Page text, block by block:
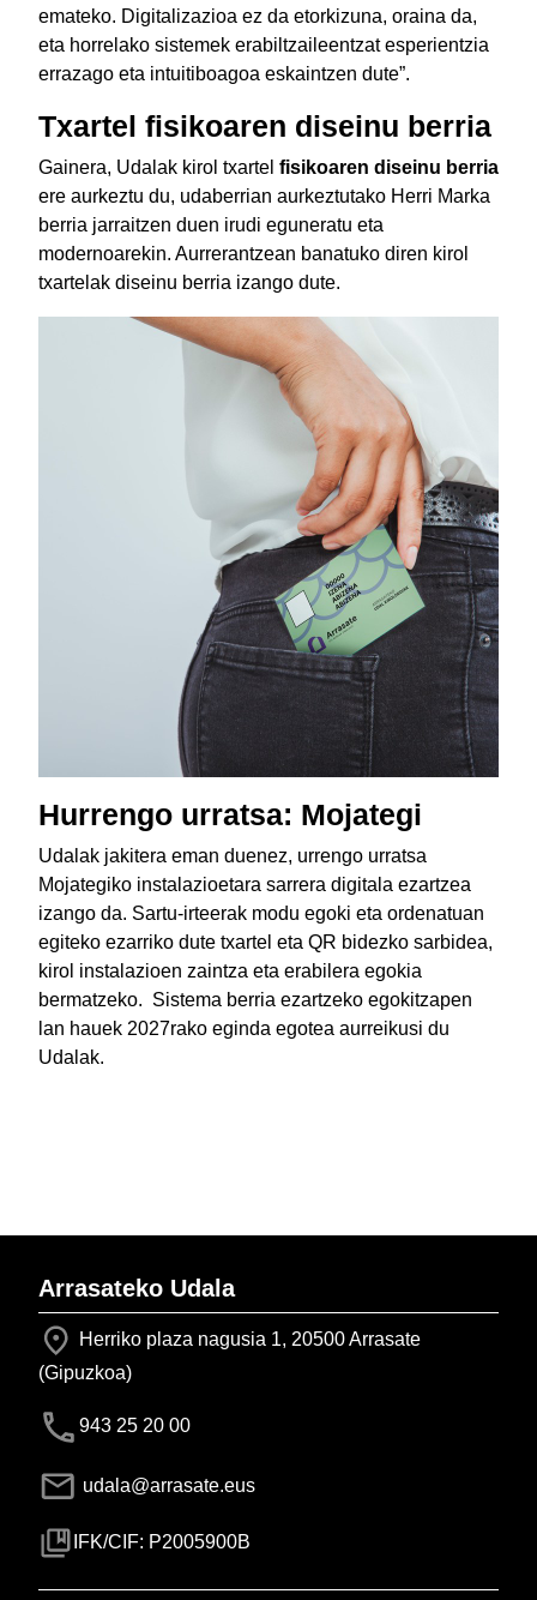
emateko. Digitalizazioa ez da etorkizuna, oraina da,
eta horrelako sistemek erabiltzaileentzat esperientzia
errazago eta intuitiboagoa eskaintzen dute”.
Txartel fisikoaren diseinu berria
Gainera, Udalak kirol txartel fisikoaren diseinu berria
ere aurkeztu du, udaberrian aurkeztutako Herri Marka
berria jarraitzen duen irudi eguneratu eta
modernoarekin. Aurrerantzean banatuko diren kirol
txartelak diseinu berria izango dute.
Hurrengo urratsa: Mojategi
Udalak jakitera eman duenez, urrengo urratsa
Mojategiko instalazioetara sarrera digitala ezartzea
izango da. Sartu-irteerak modu egoki eta ordenatuan
egiteko ezarriko dute txartel eta QR bidezko sarbidea,
kirol instalazioen zaintza eta erabilera egokia
bermatzeko. Sistema berria ezartzeko egokitzapen
lan hauek 2027rako eginda egotea aurreikusi du
Udalak.
Arrasateko Udala
Herriko plaza nagusia 1, 20500 Arrasate
(Gipuzkoa)
943 25 20 00
udala@arrasate.eus
IFK/CIF: P2005900B